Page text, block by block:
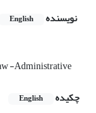
نویسنده English
-Administrative
چکیده
English